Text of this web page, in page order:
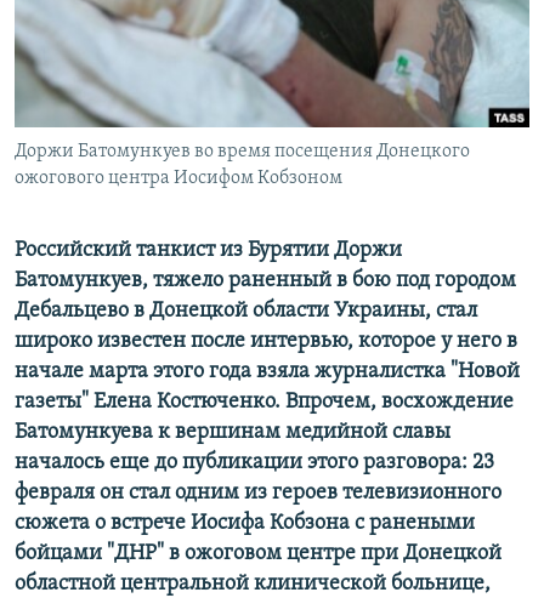
ПОБЕДИТЕЛЕЙ НЕ СУДЯТ?
КРЫМ.НЕПОКОРЕННЫЙ
ELIFBE
УКРАИНСКАЯ ПРОБЛЕМА КРЫМА
ПРИСОЕДИНЯЙТЕСЬ!
Все сайты RFE/RL
Доржи Батомункуев во время посещения Донецкого
ожогового центра Иосифом Кобзоном
Российский танкист из Бурятии Доржи
Батомункуев, тяжело раненный в бою под городом
Дебальцево в Донецкой области Украины, стал
широко известен после интервью, которое у него в
начале марта этого года взяла журналистка "Новой
газеты" Елена Костюченко. Впрочем, восхождение
Батомункуева к вершинам медийной славы
началось еще до публикации этого разговора: 23
февраля он стал одним из героев телевизионного
сюжета о встрече Иосифа Кобзона с ранеными
бойцами "ДНР" в ожоговом центре при Донецкой
областной центральной клинической больнице,